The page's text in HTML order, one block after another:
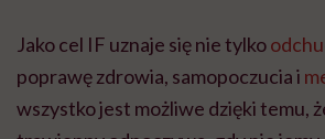
Jako cel IF uznaje się nie tylko
poprawę zdrowia, samopoczucia i
wszystko jest możliwe dzięki temu,